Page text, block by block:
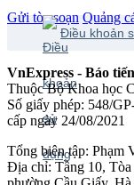
Gửi tòa soạn Quảng
Điều khoản
VnExpress - Báo
Thuộc Bộ Khoa học
Số giấy phép: 548/
cấp ngày 24/08/2021
Tổng biên tập: Phạm
Địa chỉ: Tầng 10, Tòa